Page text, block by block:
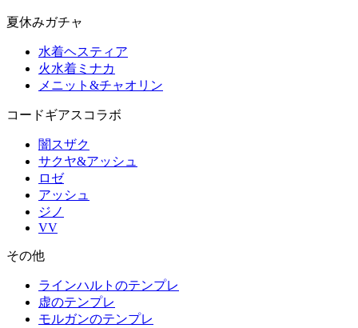
夏休みガチャ
水着ヘスティア
火水着ミナカ
メニット&チャオリン
コードギアスコラボ
闇スザク
サクヤ&アッシュ
ロゼ
アッシュ
ジノ
VV
その他
ラインハルトのテンプレ
虚のテンプレ
モルガンのテンプレ